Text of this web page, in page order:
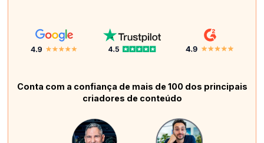
Conta com a confiança de mais de 100 dos principais
criadores de conteúdo